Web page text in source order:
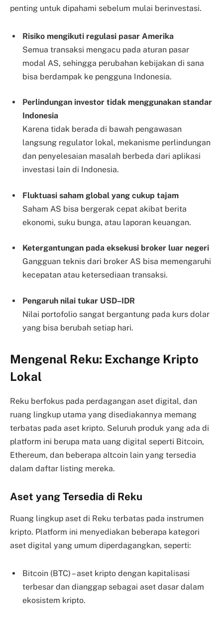
penting untuk dipahami sebelum mulai berinvestasi.
Risiko mengikuti regulasi pasar Amerika
Semua transaksi mengacu pada aturan pasar
modal AS, sehingga perubahan kebijakan di sana
bisa berdampak ke pengguna Indonesia.
Perlindungan investor tidak menggunakan standar
Indonesia
Karena tidak berada di bawah pengawasan
langsung regulator lokal, mekanisme perlindungan
dan penyelesaian masalah berbeda dari aplikasi
investasi lain di Indonesia.
Fluktuasi saham global yang cukup tajam
Saham AS bisa bergerak cepat akibat berita
ekonomi, suku bunga, atau laporan keuangan.
Ketergantungan pada eksekusi broker luar negeri
Gangguan teknis dari broker AS bisa memengaruhi
kecepatan atau ketersediaan transaksi.
Pengaruh nilai tukar USD–IDR
Nilai portofolio sangat bergantung pada kurs dolar
yang bisa berubah setiap hari.
Mengenal Reku: Exchange Kripto
Lokal
Reku berfokus pada perdagangan aset digital, dan
ruang lingkup utama yang disediakannya memang
terbatas pada aset kripto. Seluruh produk yang ada di
platform ini berupa mata uang digital seperti Bitcoin,
Ethereum, dan beberapa altcoin lain yang tersedia
dalam daftar listing mereka.
Aset yang Tersedia di Reku
Ruang lingkup aset di Reku terbatas pada instrumen
kripto. Platform ini menyediakan beberapa kategori
aset digital yang umum diperdagangkan, seperti:
Bitcoin (BTC) – aset kripto dengan kapitalisasi
terbesar dan dianggap sebagai aset dasar dalam
ekosistem kripto.